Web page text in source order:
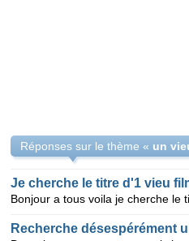
Réponses sur le thème «
Je cherche le titre d'1 vieu
Recherche désespérément